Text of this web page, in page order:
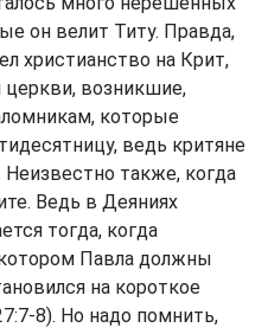
он велит Титу. Правда,
христианство на Крит,
возникшие,
которые
ведь критяне
Неизвестно также, когда
Ведь в Деяниях
тогда, когда
котором Павла должны
на короткое
8). Но надо помнить,